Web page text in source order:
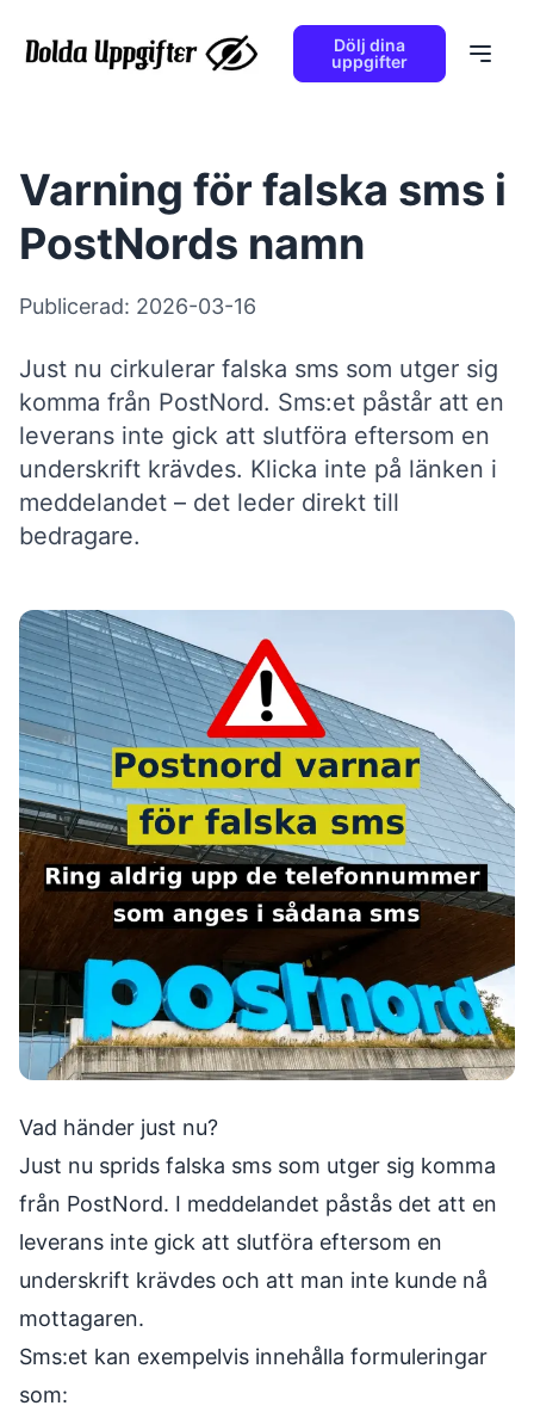
Dölj dina
uppgifter
Varning för falska sms i
PostNords namn
Publicerad: 2026-03-16
Just nu cirkulerar falska sms som utger sig
komma från PostNord. Sms:et påstår att en
leverans inte gick att slutföra eftersom en
underskrift krävdes. Klicka inte på länken i
meddelandet – det leder direkt till
bedragare.
Vad händer just nu?
Just nu sprids falska sms som utger sig komma
från PostNord. I meddelandet påstås det att en
leverans inte gick att slutföra eftersom en
underskrift krävdes och att man inte kunde nå
mottagaren.
Sms:et kan exempelvis innehålla formuleringar
som: